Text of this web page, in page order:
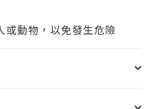
或動物，以免發生危險